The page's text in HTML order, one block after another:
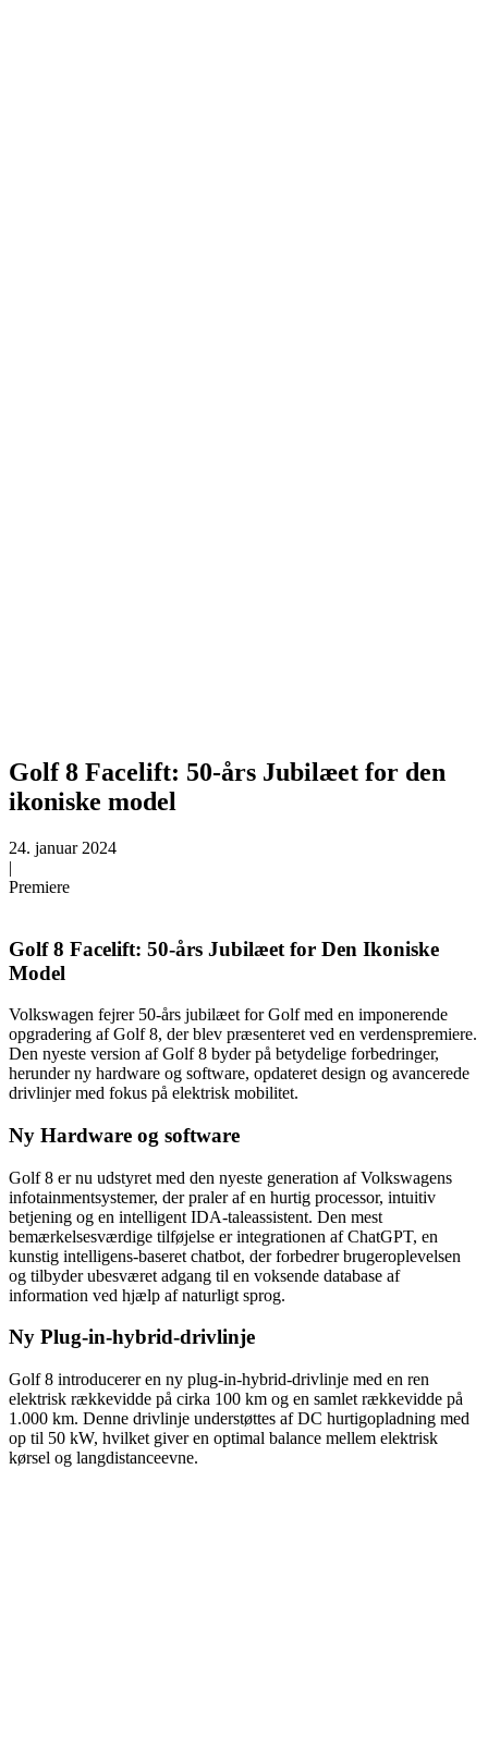
Golf 8 Facelift: 50-års Jubilæet for den
ikoniske model
24. januar 2024
|
Premiere
Golf 8 Facelift: 50-års Jubilæet for Den Ikoniske
Model
Volkswagen fejrer 50-års jubilæet for Golf med en imponerende
opgradering af Golf 8, der blev præsenteret ved en verdenspremiere.
Den nyeste version af Golf 8 byder på betydelige forbedringer,
herunder ny hardware og software, opdateret design og avancerede
drivlinjer med fokus på elektrisk mobilitet.
Ny Hardware og software
Golf 8 er nu udstyret med den nyeste generation af Volkswagens
infotainmentsystemer, der praler af en hurtig processor, intuitiv
betjening og en intelligent IDA-taleassistent. Den mest
bemærkelsesværdige tilføjelse er integrationen af ChatGPT, en
kunstig intelligens-baseret chatbot, der forbedrer brugeroplevelsen
og tilbyder ubesværet adgang til en voksende database af
information ved hjælp af naturligt sprog.
Ny Plug-in-hybrid-drivlinje
Golf 8 introducerer en ny plug-in-hybrid-drivlinje med en ren
elektrisk rækkevidde på cirka 100 km og en samlet rækkevidde på
1.000 km. Denne drivlinje understøttes af DC hurtigopladning med
op til 50 kW, hvilket giver en optimal balance mellem elektrisk
kørsel og langdistanceevne.